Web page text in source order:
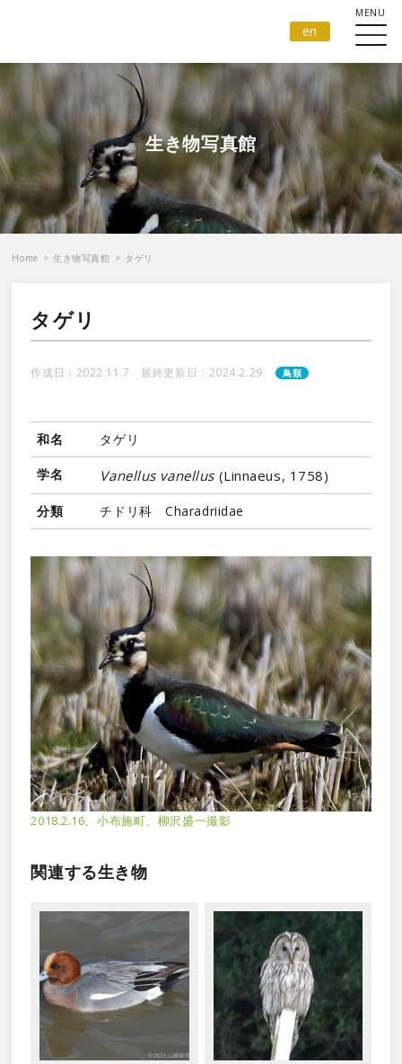
en
生き物写真館
Home > 生き物写真館 > タゲリ
タゲリ
作成日：2022.11.7 最終更新日：2024.2.29 鳥類
和名 タゲリ
学名 Vanellus vanellus(Linnaeus, 1758)
分類 チドリ科 Charadriidae
2018.2.16、小布施町、柳沢盛一撮影
関連する生き物